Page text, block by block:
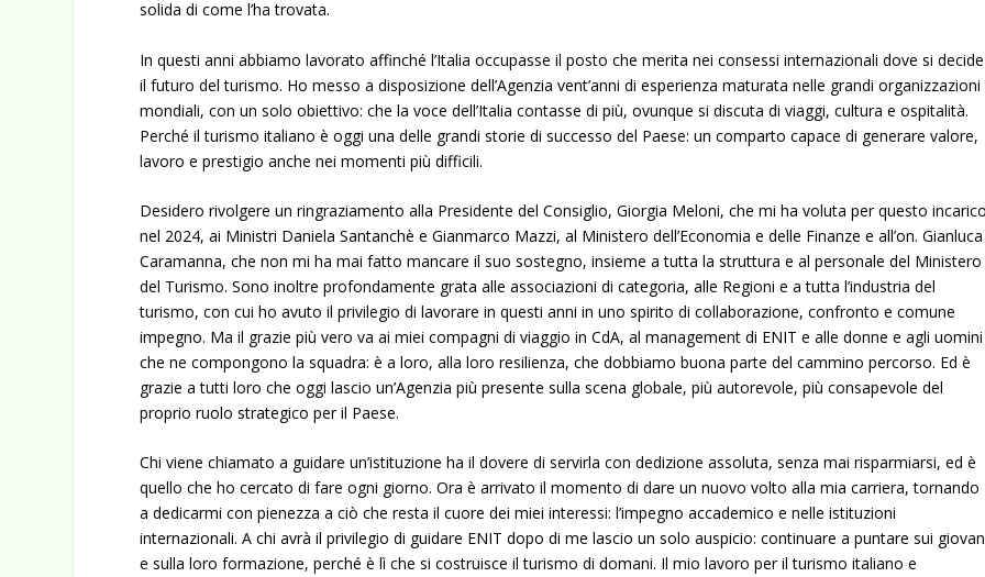
solida di come l’ha trovata.
In questi anni abbiamo lavorato affinché l’Italia occupasse il posto che merita nei consessi internazionali dove si decide
il futuro del turismo. Ho messo a disposizione dell’Agenzia vent’anni di esperienza maturata nelle grandi organizzazioni
mondiali, con un solo obiettivo: che la voce dell’Italia contasse di più, ovunque si discuta di viaggi, cultura e ospitalità.
Perché il turismo italiano è oggi una delle grandi storie di successo del Paese: un comparto capace di generare valore,
lavoro e prestigio anche nei momenti più difficili.
Desidero rivolgere un ringraziamento alla Presidente del Consiglio, Giorgia Meloni, che mi ha voluta per questo
nel 2024, ai Ministri Daniela Santanchè e Gianmarco Mazzi, al Ministero dell’Economia e delle Finanze e all’on. Gianluca
Caramanna, che non mi ha mai fatto mancare il suo sostegno, insieme a tutta la struttura e al personale del Ministero
del Turismo. Sono inoltre profondamente grata alle associazioni di categoria, alle Regioni e a tutta l’industria del
turismo, con cui ho avuto il privilegio di lavorare in questi anni in uno spirito di collaborazione, confronto e comune
impegno. Ma il grazie più vero va ai miei compagni di viaggio in CdA, al management di ENIT e alle donne e agli uomini
che ne compongono la squadra: è a loro, alla loro resilienza, che dobbiamo buona parte del cammino percorso. Ed è
grazie a tutti loro che oggi lascio un’Agenzia più presente sulla scena globale, più autorevole, più consapevole del
proprio ruolo strategico per il Paese.
Chi viene chiamato a guidare un’istituzione ha il dovere di servirla con dedizione assoluta, senza mai risparmiarsi, ed è
quello che ho cercato di fare ogni giorno. Ora è arrivato il momento di dare un nuovo volto alla mia carriera, tornando
a dedicarmi con pienezza a ciò che resta il cuore dei miei interessi: l’impegno accademico e nelle istituzioni
internazionali. A chi avrà il privilegio di guidare ENIT dopo di me lascio un solo auspicio: continuare a puntare sui
e sulla loro formazione, perché è lì che si costruisce il turismo di domani. Il mio lavoro per il turismo italiano e